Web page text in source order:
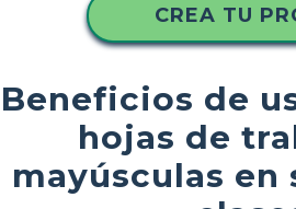
CREA TU
Beneficios de
hojas de
mayúsculas en